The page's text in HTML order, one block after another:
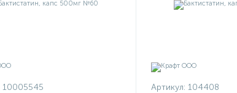
10005545 Артикул: 104408